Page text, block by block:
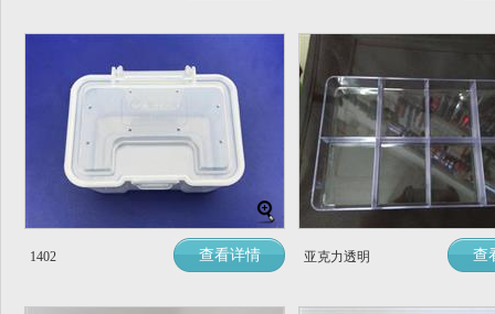
1402 查看详情 亚克力透明 查